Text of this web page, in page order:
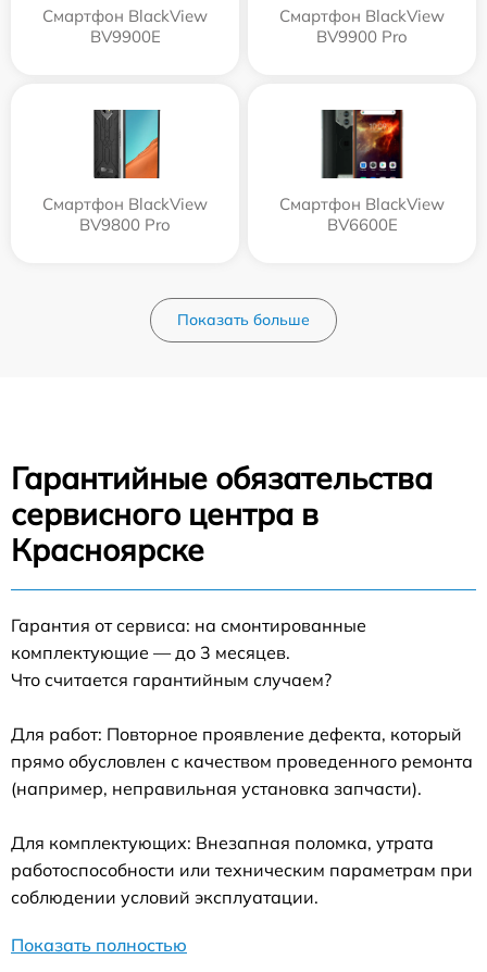
Смартфон BlackView
BV9900E
Смартфон BlackView
BV9900 Pro
Смартфон BlackView
BV9800 Pro
Смартфон BlackView
BV6600E
Показать больше
Гарантийные обязательства
сервисного центра в
Красноярске
Гарантия от сервиса: на смонтированные
комплектующие — до 3 месяцев.
Что считается гарантийным случаем?
Для работ: Повторное проявление дефекта, который
прямо обусловлен с качеством проведенного ремонта
(например, неправильная установка запчасти).
Для комплектующих: Внезапная поломка, утрата
работоспособности или техническим параметрам при
соблюдении условий эксплуатации.
Показать полностью